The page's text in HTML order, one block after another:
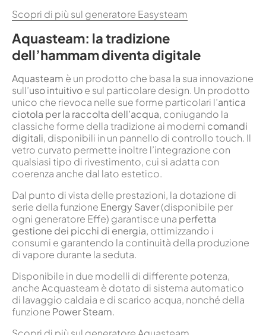
Scopri di più sul generatore Easysteam
Aquasteam: la tradizione
dell’hammam diventa digitale
Aquasteam è un prodotto che basa la sua innovazione
sull’uso intuitivoe sul particolare design. Un prodotto
unico che rievoca nelle sue forme particolari l’antica
ciotola per la raccolta dell’acqua, coniugando la
classiche forme della tradizione ai moderni comandi
digitali, disponibili in un pannello di controllo touch. Il
vetro curvato permette inoltre l’integrazione con
qualsiasi tipo di rivestimento, cui si adatta con
coerenza anche dal lato estetico.
Dal punto di vista delle prestazioni, la dotazione di
serie della funzione Energy Saver(disponibile per
ogni generatore Effe) garantisce una perfetta
gestione dei picchi di energia, ottimizzando i
consumi e garantendo la continuità della produzione
di vapore durante la seduta.
Disponibile in due modelli di differente potenza,
anche Acquasteam è dotato di sistema automatico
di lavaggio caldaia e di scarico acqua, nonché della
funzione Power Steam.